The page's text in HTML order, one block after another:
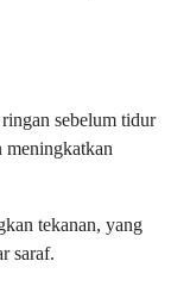
sebelum tidur
meningkatkan
tekanan, yang
saraf.